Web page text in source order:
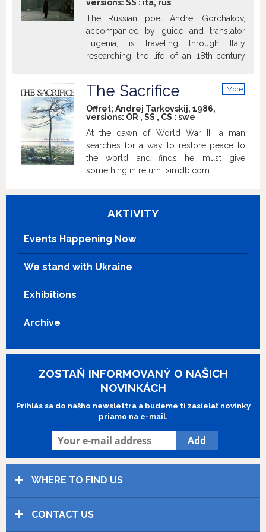
versions: SS : ita, rus
The Russian poet Andrei Gorchakov,
accompanied by guide and translator
Eugenia, is traveling through Italy
researching the life of an 18th-century
who years earlier had imprisoned his
own family in his house for seven years
to save them from the evils of the world.
Seeing some deep truth in Domenico's
act, Andrei becomes drawn to him. In a
series of dreams, the poet's nostalgia for
his homeland and his longing for his
and Italy, and his sense of kinship with
imdb.com)
More
The Sacrifice
Offret; Andrej Tarkovskij, 1986,
versions: OR , SS , CS : swe
At the dawn of World War III, a man
searches for a way to restore peace to
the world and finds he must give
something in return. >imdb.com
AKTIVITY
Events Happening Now
We stand with Ukraine
Exhibitions
Archive
ZOSTAŇ INFORMOVANÝ O NAŠICH
NOVINKÁCH
Prihlás sa do nášho newslettra a budeme ti zasielať novinky
priamo na e-mail.
WHERE TO FIND US
CONTACT US